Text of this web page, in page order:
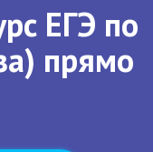
ЕГЭ по
прямо